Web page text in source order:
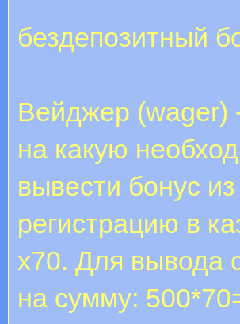
бездепозитный
Вейджер (wager)
на какую
вывести бонус
регистрацию в
х70. Для вывода
на сумму: